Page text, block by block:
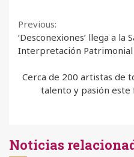
Continue
Reading
Previous:
‘Desconexiones’ llega a la
Interpretación Patrimonial
Cerca de 200 artistas de
talento y pasión este
Noticias